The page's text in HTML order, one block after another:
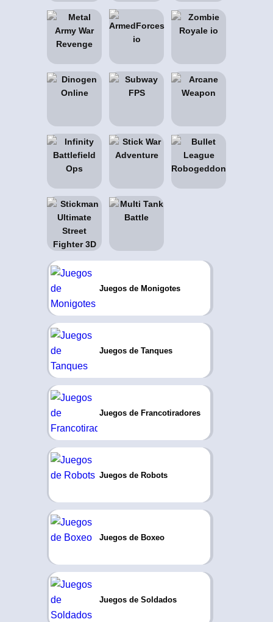
Juegos de Monigotes
Juegos de Tanques
Juegos de Francotiradores
Juegos de Robots
Juegos de Boxeo
Juegos de Soldados